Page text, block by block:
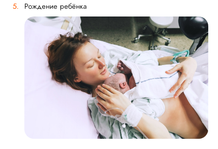
Рождение ребёнка